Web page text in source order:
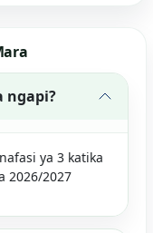
ngapi?
ya 3 katika
2026/2027